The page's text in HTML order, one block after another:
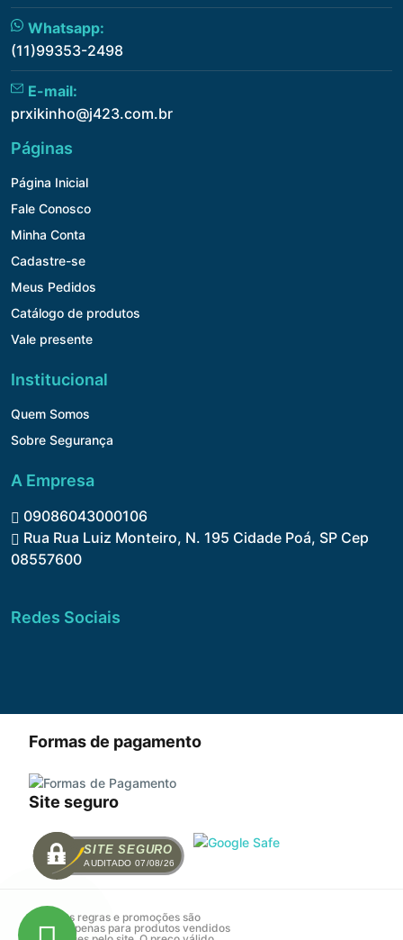
Whatsapp:
(11)99353-2498
E-mail:
prxikinho@j423.com.br
Páginas
Página Inicial
Fale Conosco
Minha Conta
Cadastre-se
Meus Pedidos
Catálogo de produtos
Vale presente
Institucional
Quem Somos
Sobre Segurança
A Empresa
09086043000106
Rua Rua Luiz Monteiro, N. 195 Cidade Poá, SP Cep
08557600
Redes Sociais
Formas de pagamento
Site seguro
SITE SEGURO
AUDITADO 07/08/26
Todas as regras e promoções são
válidas apenas para produtos vendidos